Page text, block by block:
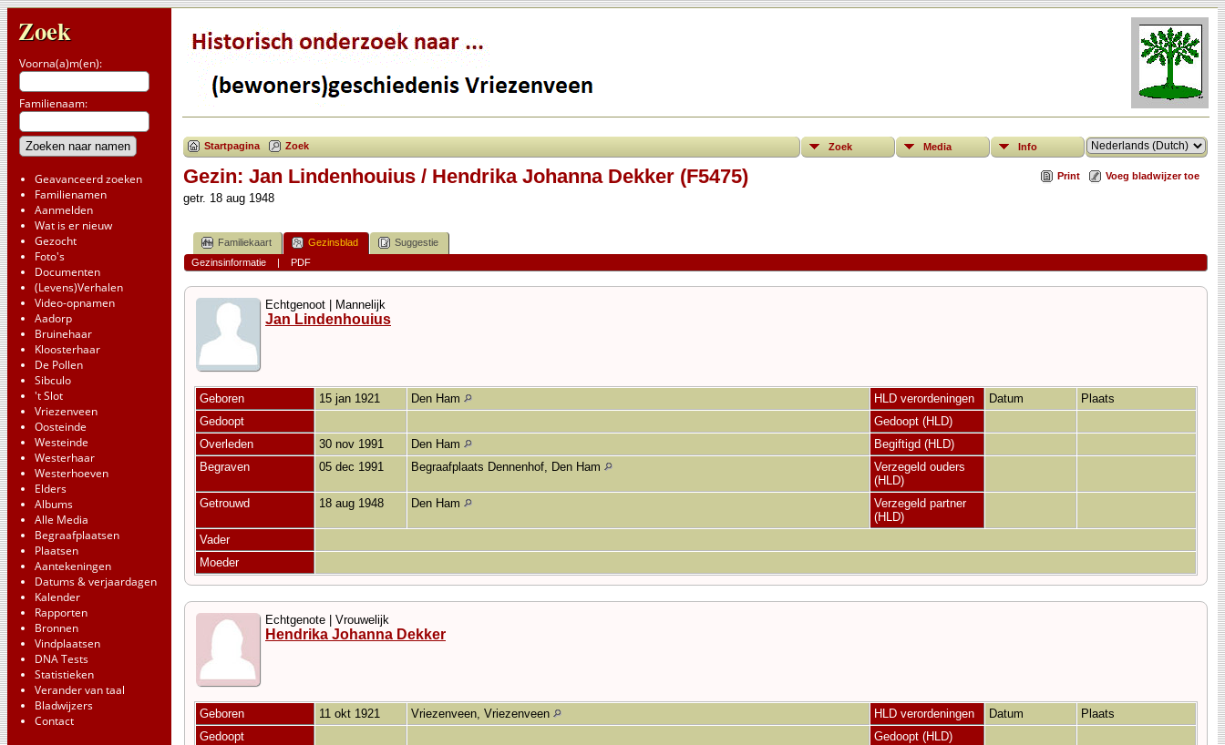
Zoek
Voorna(a)m(en):
Familienaam:
Geavanceerd zoeken
Familienamen
Aanmelden
Wat is er nieuw
Gezocht
Foto's
Documenten
(Levens)Verhalen
Video-opnamen
Aadorp
Bruinehaar
Kloosterhaar
De Pollen
Sibculo
't Slot
Vriezenveen
Oosteinde
Westeinde
Westerhaar
Westerhoeven
Elders
Albums
Alle Media
Begraafplaatsen
Plaatsen
Aantekeningen
Datums & verjaardagen
Kalender
Rapporten
Bronnen
Vindplaatsen
DNA Tests
Statistieken
Verander van taal
Bladwijzers
Contact
Startpagina Zoek Zoek Media Info
Print Voeg bladwijzer toe
Gezin: Jan Lindenhouius / Hendrika Johanna Dekker (F5475)
getr. 18 aug 1948
Familiekaart Gezinsblad
Suggestie
Gezinsinformatie| PDF
Echtgenoot | Mannelijk
Jan Lindenhouius
Geboren 15 jan 1921 Den Ham HLD verordeningen Datum
Plaats
Gedoopt
Gedoopt (HLD)
Overleden
30 nov 1991 Den Ham
Begiftigd (HLD)
Begraven
05 dec 1991 Begraafplaats Dennenhof, Den Ham
Verzegeld ouders
(HLD)
Getrouwd
18 aug 1948 Den Ham
Verzegeld partner
(HLD)
Vader
Moeder
Echtgenote | Vrouwelijk
Hendrika Johanna Dekker
Geboren 11 okt 1921 Vriezenveen, Vriezenveen HLD verordeningen Datum
Plaats
Gedoopt
Gedoopt (HLD)